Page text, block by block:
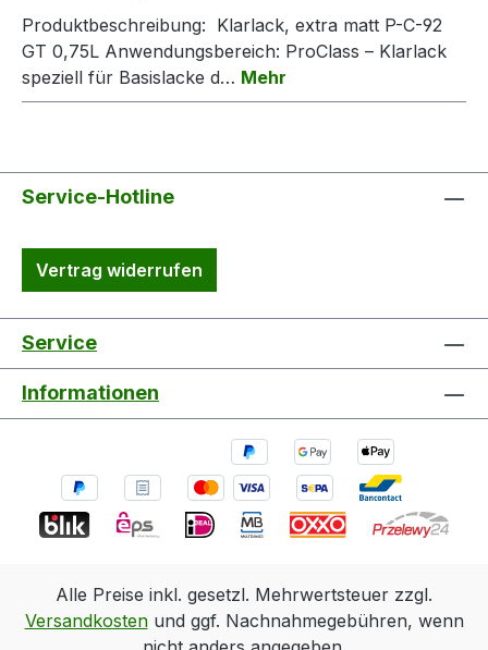
Produktbeschreibung: Klarlack, extra matt P-C-92
GT 0,75L Anwendungsbereich: ProClass – Klarlack
speziell für Basislacke d… Mehr
Service-Hotline
Vertrag widerrufen
Service
Informationen
Alle Preise inkl. gesetzl. Mehrwertsteuer zzgl.
Versandkostenund ggf. Nachnahmegebühren, wenn